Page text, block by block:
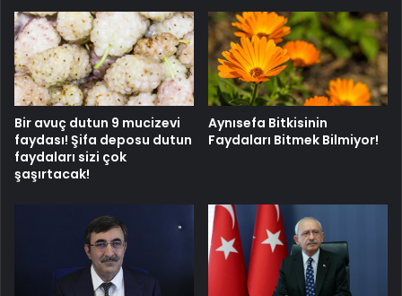
Bir avuç dutun 9 mucizevi
faydası! Şifa deposu dutun
faydaları sizi çok
şaşırtacak!
Aynısefa Bitkisinin
Faydaları Bitmek Bilmiyor!